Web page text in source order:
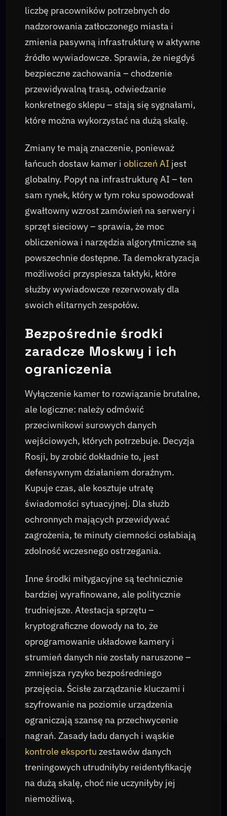
liczbę pracowników potrzebnych do
nadzorowania zatłoczonego miasta i
zmienia pasywną infrastrukturę w aktywne
źródło wywiadowcze. Sprawia, że niegdyś
bezpieczne zachowania – chodzenie
przewidywalną trasą, odwiedzanie
konkretnego sklepu – stają się sygnałami,
które można wykorzystać na dużą skalę.
Zmiany te mają znaczenie, ponieważ
łańcuch dostaw kamer i obliczeń AI jest
globalny. Popyt na infrastrukturę AI – ten
sam rynek, który w tym roku spowodował
gwałtowny wzrost zamówień na serwery i
sprzęt sieciowy – sprawia, że moc
obliczeniowa i narzędzia algorytmiczne są
powszechnie dostępne. Ta demokratyzacja
możliwości przyspiesza taktyki, które
służby wywiadowcze rezerwowały dla
swoich elitarnych zespołów.
Bezpośrednie środki
zaradcze Moskwy i ich
ograniczenia
Wyłączenie kamer to rozwiązanie brutalne,
ale logiczne: należy odmówić
przeciwnikowi surowych danych
wejściowych, których potrzebuje. Decyzja
Rosji, by zrobić dokładnie to, jest
defensywnym działaniem doraźnym.
Kupuje czas, ale kosztuje utratę
świadomości sytuacyjnej. Dla służb
ochronnych mających przewidywać
zagrożenia, te minuty ciemności osłabiają
zdolność wczesnego ostrzegania.
Inne środki mitygacyjne są technicznie
bardziej wyrafinowane, ale politycznie
trudniejsze. Atestacja sprzętu –
kryptograficzne dowody na to, że
oprogramowanie układowe kamery i
strumień danych nie zostały naruszone –
zmniejsza ryzyko bezpośredniego
przejęcia. Ścisłe zarządzanie kluczami i
szyfrowanie na poziomie urządzenia
ograniczają szansę na przechwycenie
nagrań. Zasady ładu danych i wąskie
kontrole eksportu zestawów danych
treningowych utrudniłyby reidentyfikację
na dużą skalę, choć nie uczyniłyby jej
niemożliwą.